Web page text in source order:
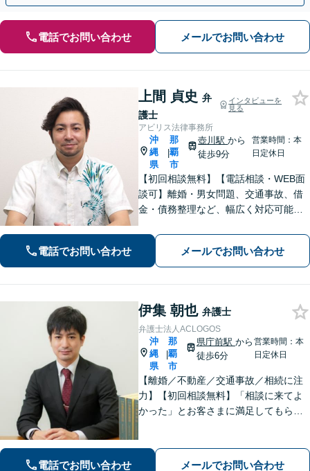
電話でお問い合わせ メールでお問い合わせ
上間 貞史 弁
護士
インタビューを
見る
アビリス法律事務所
沖
縄
県
|
那
覇
市
壺川駅から
徒歩9分
営業時間：本
日定休日
【初回相談無料】【電話相談・WEB面
談可】離婚・男女問題、交通事故、借
金・債務整理など、幅広く対応可能で
談しやすい対応体制を整備していま
す。抱えているお悩みを解決いたしま
すので、お気軽にお問い合わせくださ
い。
電話でお問い合わせ メールでお問い合わせ
伊集 朝也 弁護士
弁護士法人ACLOGOS
沖
縄
県
|
那
覇
市
県庁前駅 から
徒歩6分
営業時間：本
日定休日
【離婚／不動産／交通事故／相続に注
力】【初回相談無料】「相談に来てよ
かった」とお客さまに満足してもらう
く、丁寧なヒアリングで皆様のお気持
電話でお問い合わせ メールでお問い合わせ